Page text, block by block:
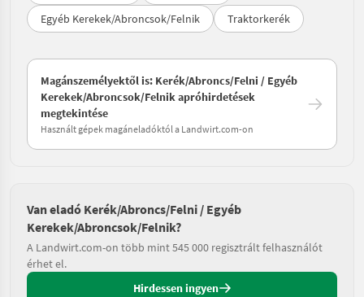
Egyéb Kerekek/Abroncsok/Felnik
Traktorkerék
Magánszemélyektől is: Kerék/Abroncs/Felni / Egyéb
Kerekek/Abroncsok/Felnik apróhirdetések
megtekintése
Használt gépek magáneladóktól a Landwirt.com-on
Van eladó Kerék/Abroncs/Felni / Egyéb
Kerekek/Abroncsok/Felnik?
A Landwirt.com-on több mint 545 000 regisztrált felhasználót
érhet el.
Hirdessen ingyen